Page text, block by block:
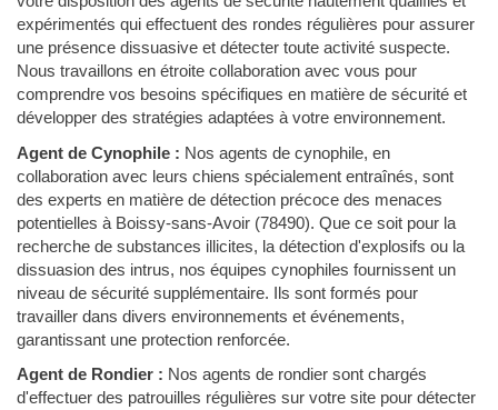
expérimentés qui effectuent des rondes régulières pour assurer
une présence dissuasive et détecter toute activité suspecte.
Nous travaillons en étroite collaboration avec vous pour
comprendre vos besoins spécifiques en matière de sécurité et
développer des stratégies adaptées à votre environnement.
Agent de Cynophile : Nos agents de cynophile, en
collaboration avec leurs chiens spécialement entraînés, sont
des experts en matière de détection précoce des menaces
potentielles à Boissy-sans-Avoir (78490). Que ce soit pour la
recherche de substances illicites, la détection d'explosifs ou la
dissuasion des intrus, nos équipes cynophiles fournissent un
niveau de sécurité supplémentaire. Ils sont formés pour
travailler dans divers environnements et événements,
garantissant une protection renforcée.
Agent de Rondier : Nos agents de rondier sont chargés
d'effectuer des patrouilles régulières sur votre site pour détecter